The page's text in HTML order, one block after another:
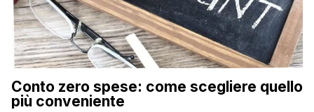
Conto zero spese: come scegliere quello
più conveniente